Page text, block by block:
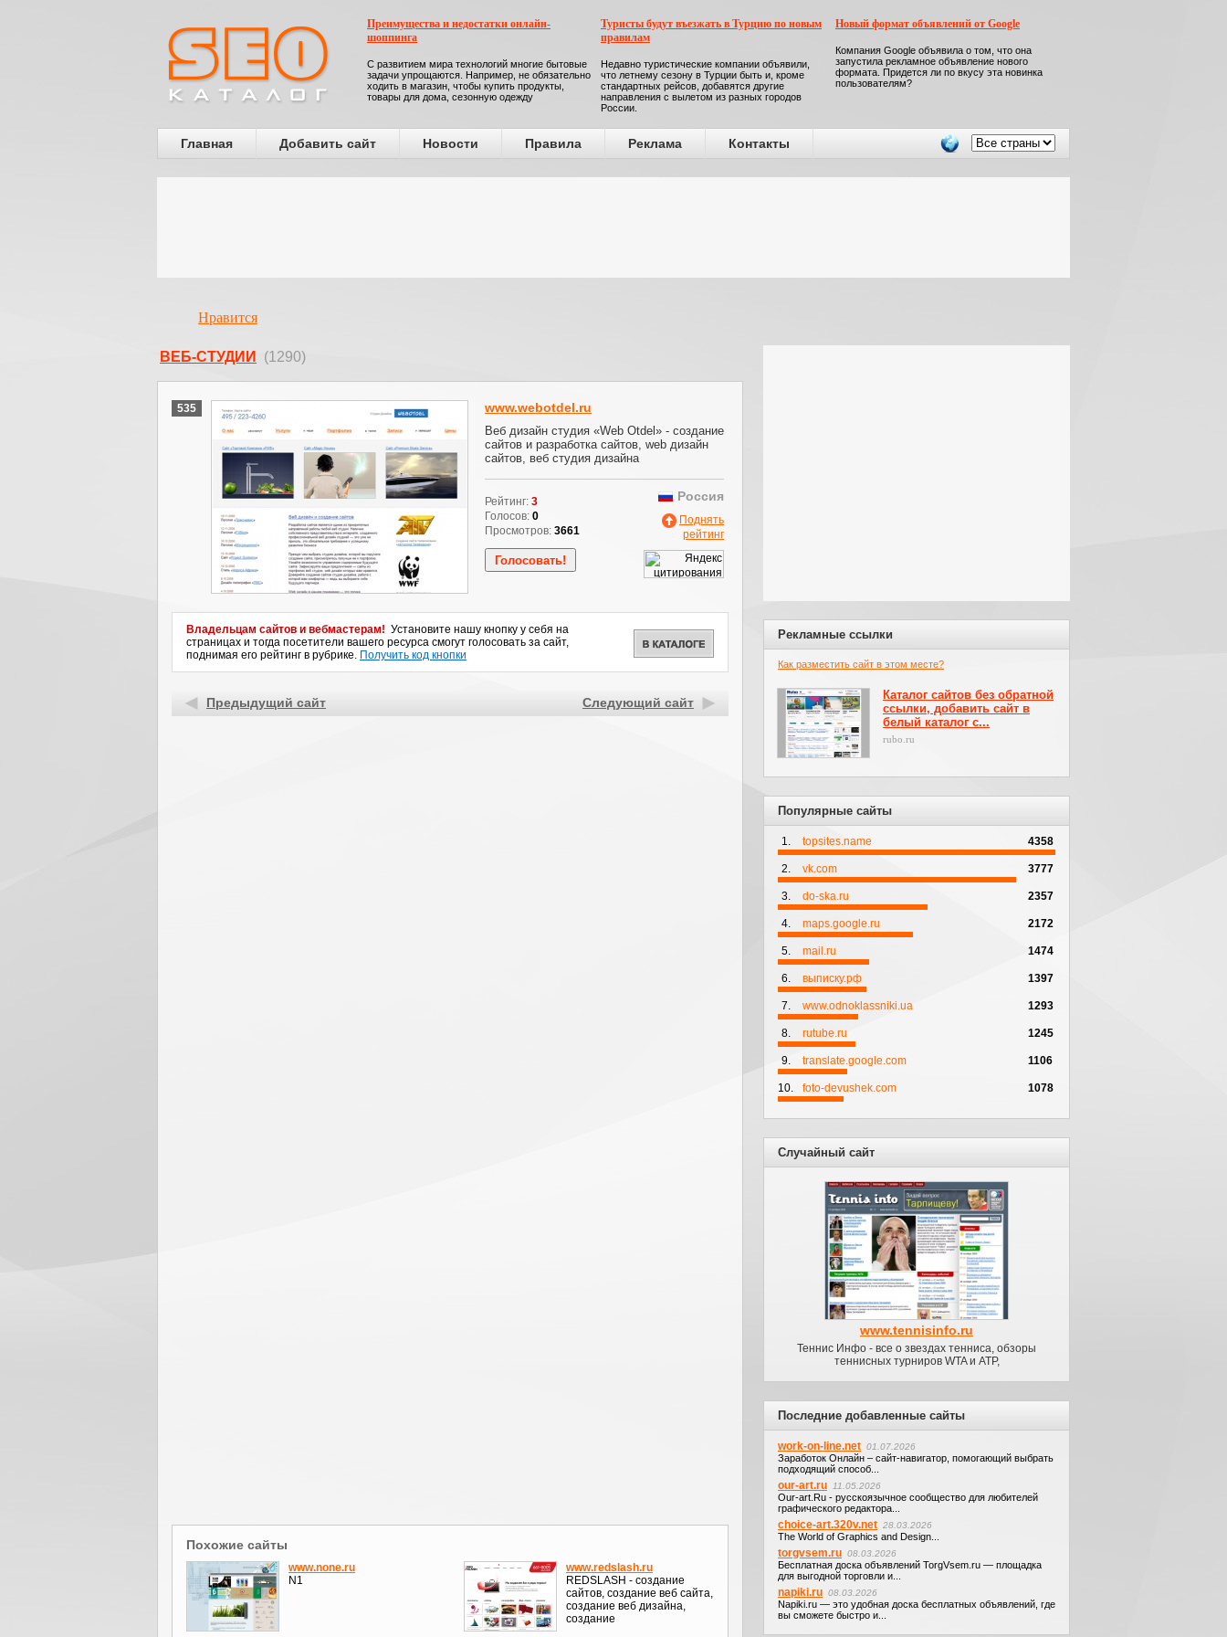
Преимущества и недостатки онлайн-
шоппинга
С развитием мира технологий многие бытовые
задачи упрощаются. Например, не обязательно
ходить в магазин, чтобы купить продукты,
товары для дома, сезонную одежду
Туристы будут въезжать в Турцию по новым
правилам
Недавно туристические компании объявили,
что летнему сезону в Турции быть и, кроме
стандартных рейсов, добавятся другие
направления с вылетом из разных городов
России.
Новый формат объявлений от Google
Компания Google объявила о том, что она
запустила рекламное объявление нового
формата. Придется ли по вкусу эта новинка
пользователям?
Главная Добавить сайт Новости Правила Реклама Контакты
Нравится
ВЕБ-СТУДИИ (1290)
535 www.webotdel.ru
Веб дизайн студия «Web Otdel» - создание
сайтов и разработка сайтов, web дизайн
сайтов, веб студия дизайна
Рейтинг: 3
Голосов: 0
Просмотров: 3661
Россия
Поднять
рейтинг
Владельцам сайтов и вебмастерам! Установите нашу кнопку у себя на
страницах и тогда посетители вашего ресурса смогут голосовать за сайт,
поднимая его рейтинг в рубрике. Получить код кнопки
Предыдущий сайт Следующий сайт
Похожие сайты
www.none.ru
N1
www.redslash.ru
REDSLASH - создание
сайтов, создание веб сайта,
создание веб дизайна,
создание
Рекламные ссылки
Как разместить сайт в этом месте?
Каталог сайтов без обратной
ссылки, добавить сайт в
белый каталог с...
rubo.ru
Популярные сайты
1. topsites.name 4358
2. vk.com 3777
3. do-ska.ru 2357
4. maps.google.ru 2172
5. mail.ru 1474
6. выписку.рф 1397
7. www.odnoklassniki.ua 1293
8. rutube.ru 1245
9. translate.google.com 1106
10. foto-devushek.com 1078
Случайный сайт
www.tennisinfo.ru
Теннис Инфо - все о звездах тенниса, обзоры
теннисных турниров WTA и ATP,
Последние добавленные сайты
work-on-line.net 01.07.2026
Заработок Онлайн – сайт-навигатор, помогающий выбрать
подходящий способ...
our-art.ru 11.05.2026
Our-art.Ru - русскоязычное сообщество для любителей
графического редактора...
choice-art.320v.net 28.03.2026
The World of Graphics and Design...
torgvsem.ru 08.03.2026
Бесплатная доска объявлений TorgVsem.ru — площадка
для выгодной торговли и...
napiki.ru 08.03.2026
Napiki.ru — это удобная доска бесплатных объявлений, где
вы сможете быстро и...